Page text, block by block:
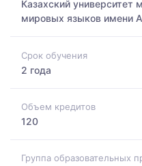
Казахский
мировых языков имени
Срок обучения
2 года
Объем кредитов
120
Группа образовательных